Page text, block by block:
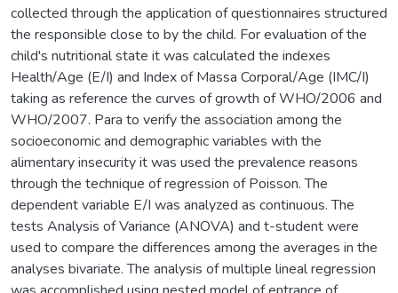
collected through the application of questionnaires structured
the responsible close to by the child. For evaluation of the
child's nutritional state it was calculated the indexes
Health/Age (E/I) and Index of Massa Corporal/Age (IMC/I)
taking as reference the curves of growth of WHO/2006 and
WHO/2007. Para to verify the association among the
socioeconomic and demographic variables with the
alimentary insecurity it was used the prevalence reasons
through the technique of regression of Poisson. The
dependent variable E/I was analyzed as continuous. The
tests Analysis of Variance (ANOVA) and t-student were
used to compare the differences among the averages in the
analyses bivariate. The analysis of multiple lineal regression